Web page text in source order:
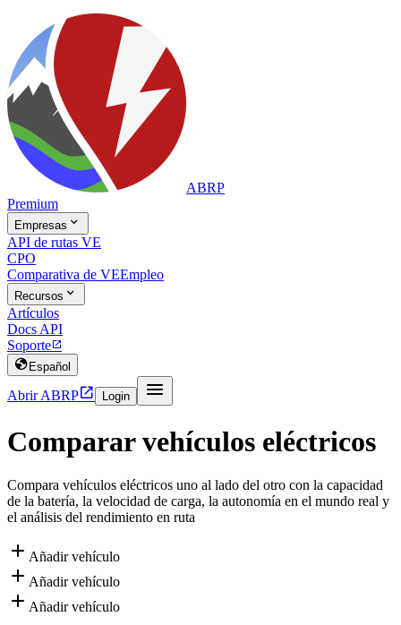
ABRP
Premium
Empresas 
API de rutas VE
CPO
Comparativa de VEEmpleo
Recursos 
Artículos
Docs API
Soporte
 Español
Abrir ABRP Login 
Comparar vehículos eléctricos
Compara vehículos eléctricos uno al lado del otro con la capacidad
de la batería, la velocidad de carga, la autonomía en el mundo real y
el análisis del rendimiento en ruta
 Añadir vehículo
 Añadir vehículo
 Añadir vehículo